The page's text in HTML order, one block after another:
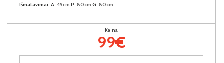
Išmatavimai: A: 49cm P: 80cm G: 80cm
Kaina:
99€